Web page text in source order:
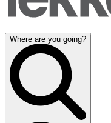
Where are you going?